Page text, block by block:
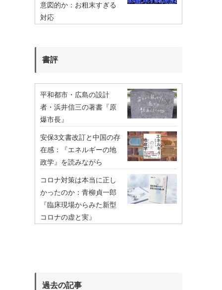
意図的か：お粗末すぎる
対応
書評
平和都市・広島の設計
者・浜井信三の著書『原
爆市長』
安保3文書改訂と中国の存
在感：『エネルギーの地
政学』を読みながら
コロナ対策は本当に正し
かったのか：青柳貞一郎
『臨床現場からみた新型
コロナの虚と実』
過去の記事